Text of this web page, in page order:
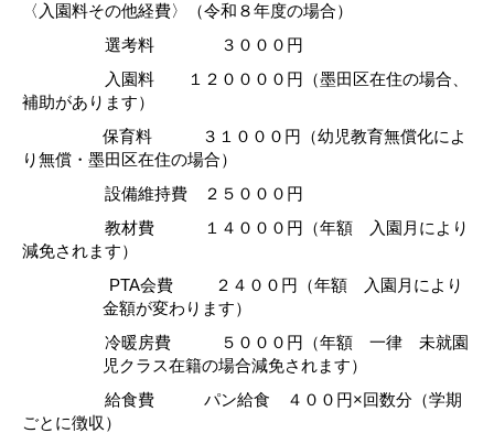
〈入園料その他経費〉（令和８年度の場合）
選考料 ３０００円
入園料 １２００００円（墨田区在住の場合、
補助があります）
保育料 ３１０００円（幼児教育無償化によ
り無償・墨田区在住の場合）
設備維持費 ２５０００円
教材費 １４０００円（年額 入園月により
減免されます）
PTA会費 ２４００円（年額 入園月により
金額が変わります）
冷暖房費 ５０００円（年額 一律 未就園
児クラス在籍の場合減免されます）
給食費 パン給食 ４００円×回数分（学期
ごとに徴収）